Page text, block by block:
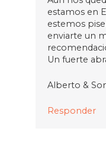
estamos en
estemos
enviarte un
Un fuerte
Alberto &
Responder